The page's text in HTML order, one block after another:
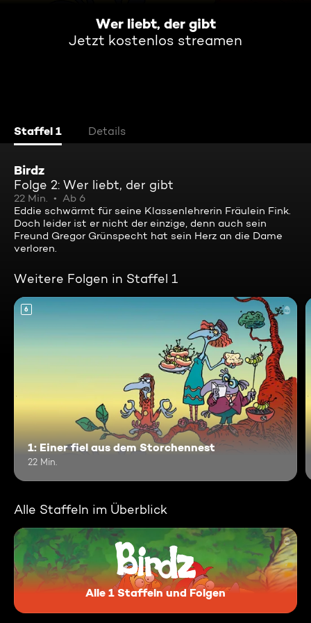
Wer liebt, der gibt
Jetzt kostenlos streamen
Staffel 1 Details
Birdz
Folge 2: Wer liebt, der gibt
22 Min.
Ab 6
Eddie schwärmt für seine Klassenlehrerin Fräulein Fink.
Doch leider ist er nicht der einzige, denn auch sein
Freund Gregor Grünspecht hat sein Herz an die Dame
verloren.
Weitere Folgen in Staffel 1
6
1: Einer fiel aus dem Storchennest
22 Min.
Alle Staffeln im Überblick
Alle 1 Staffeln und Folgen